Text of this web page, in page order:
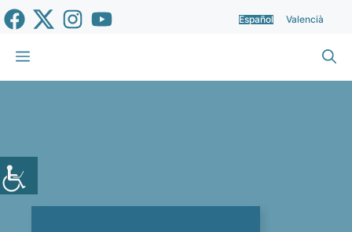
Saltar
al
contenido
Español Valencià
Menú